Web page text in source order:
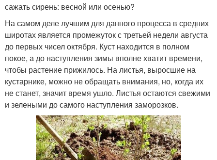
сажать сирень: весной или осенью?
На самом деле лучшим для данного процесса в средних
широтах является промежуток с третьей недели августа
до первых чисел октября. Куст находится в полном
покое, а до наступления зимы вполне хватит времени,
чтобы растение прижилось. На листья, выросшие на
кустарнике, можно не обращать внимания, но, когда их
не станет, значит время ушло. Листья остаются свежими
и зелеными до самого наступления заморозков.